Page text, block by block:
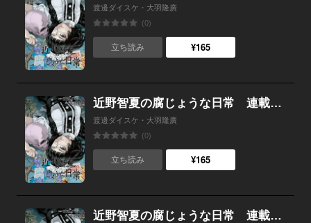
渡邊ダイスケ・大羽隆廣
(0)
立ち読み ¥165
近野智夏の腐じょうな日常 連載版 第７話 おぞましき気配
渡邊ダイスケ・大羽隆廣
(0)
立ち読み ¥165
近野智夏の腐じょうな日常 連載版 第６話 解体村